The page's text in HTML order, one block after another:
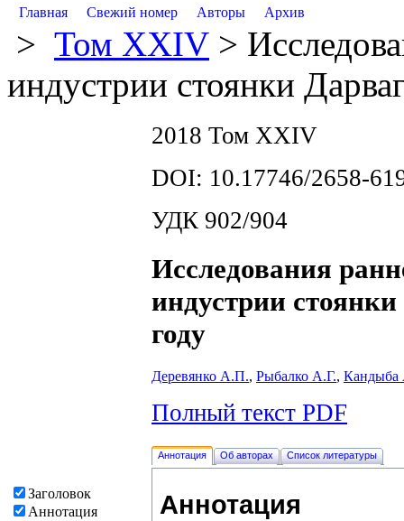
Главная Свежий номер Авторы Архив
> Том XXIV >
индустрии стоянки
Заголовок
Аннотация
2018 Том XXIV
DOI: 10.17746/2658-
УДК 902/904
Исследования
индустрии
году
Деревянко А.П., Рыбалко А.Г.,
Полный текст PDF
Аннотация Об авторах Список литературы
Аннотация